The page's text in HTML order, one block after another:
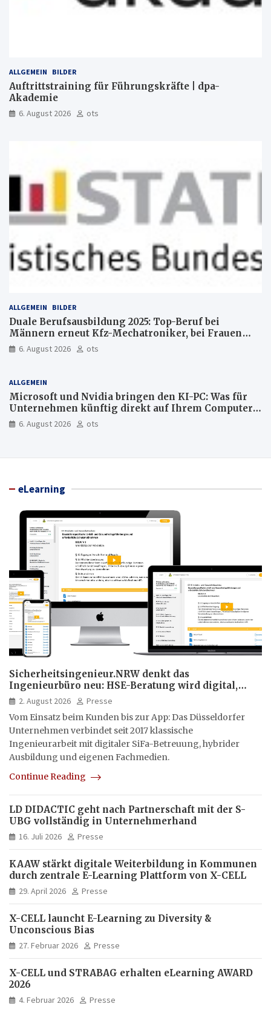
ALLGEMEIN BILDER
Auftrittstraining für Führungskräfte | dpa-
Akademie
6. August 2026 ots
ALLGEMEIN BILDER
Duale Berufsausbildung 2025: Top-Beruf bei
Männern erneut Kfz-Mechatroniker, bei Frauen
medizinische Fachangestellte
6. August 2026 ots
ALLGEMEIN
Microsoft und Nvidia bringen den KI-PC: Was für
Unternehmen künftig direkt auf Ihrem Computer
läuft und was weiter in der Cloud bleibt
6. August 2026 ots
eLearning
Sicherheitsingenieur.NRW denkt das
Ingenieurbüro neu: HSE-Beratung wird digital,
hybrid und multimedial
2. August 2026
Presse
Vom Einsatz beim Kunden bis zur App: Das Düsseldorfer
Unternehmen verbindet seit 2017 klassische
Ingenieurarbeit mit digitaler SiFa-Betreuung, hybrider
Ausbildung und eigenen Fachmedien.
Continue Reading
LD DIDACTIC geht nach Partnerschaft mit der S-
UBG vollständig in Unternehmerhand
16. Juli 2026 Presse
KAAW stärkt digitale Weiterbildung in Kommunen
durch zentrale E-Learning Plattform von X-CELL
29. April 2026 Presse
X-CELL launcht E-Learning zu Diversity &
Unconscious Bias
27. Februar 2026 Presse
X-CELL und STRABAG erhalten eLearning AWARD
2026
4. Februar 2026 Presse